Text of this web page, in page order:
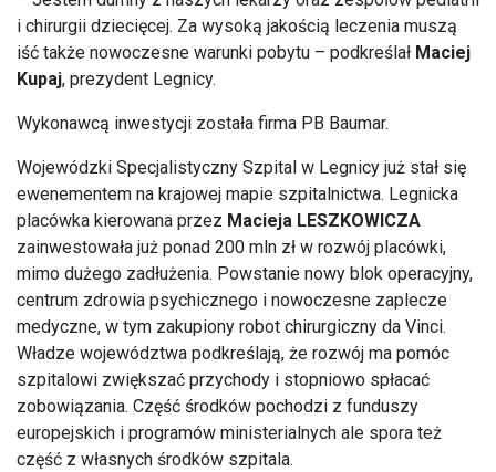
i chirurgii dziecięcej. Za wysoką jakością leczenia muszą
iść także nowoczesne warunki pobytu – podkreślał Maciej
Kupaj, prezydent Legnicy.
Wykonawcą inwestycji została firma PB Baumar.
Wojewódzki Specjalistyczny Szpital w Legnicy już stał się
ewenementem na krajowej mapie szpitalnictwa. Legnicka
placówka kierowana przez Macieja LESZKOWICZA
zainwestowała już ponad 200 mln zł w rozwój placówki,
mimo dużego zadłużenia. Powstanie nowy blok operacyjny,
centrum zdrowia psychicznego i nowoczesne zaplecze
medyczne, w tym zakupiony robot chirurgiczny da Vinci.
Władze województwa podkreślają, że rozwój ma pomóc
szpitalowi zwiększać przychody i stopniowo spłacać
zobowiązania. Część środków pochodzi z funduszy
europejskich i programów ministerialnych ale spora też
część z własnych środków szpitala.